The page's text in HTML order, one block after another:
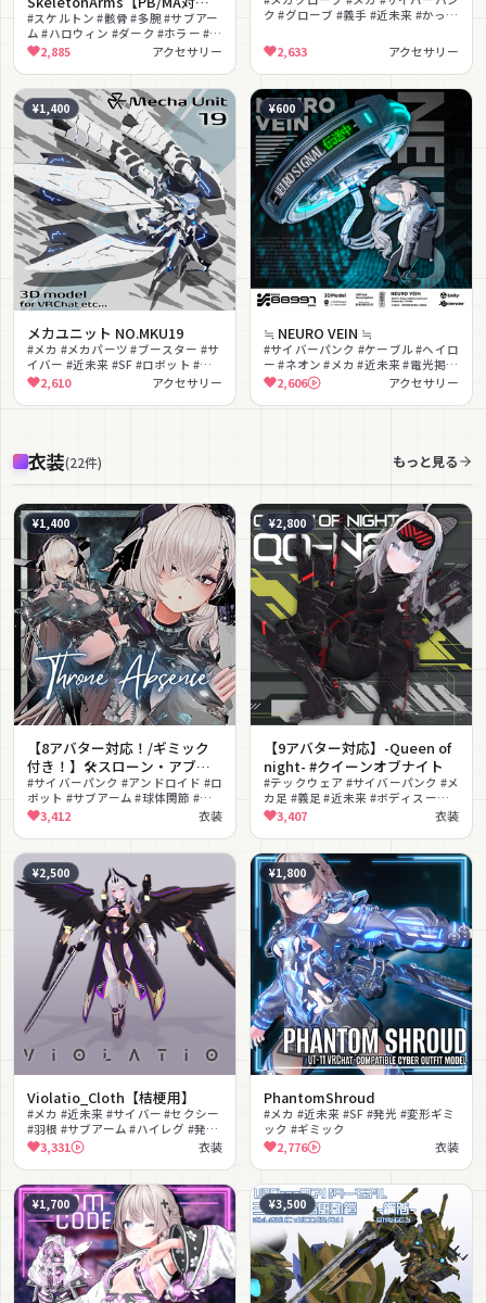
サブアーム】
#スケルトン #骸骨 #多腕 #サブアー
ム #ハロウィン #ダーク #ホラー #人
外 #PhysBone揺れ #セルフポージ
ング
2,885 アクセサリー
ク #グローブ #義手 #近未来 #かっこ
2,633 アクセサリー
¥1,400
メカユニット NO.MKU19
#メカ #メカパーツ #ブースター #サ
イバー #近未来 #SF #ロボット #色
変更可能 #シェイプキー
2,610 アクセサリー
¥600
≒ NEURO VEIN ≒
#サイバーパンク #ケーブル #ヘイロ
ー #ネオン #メカ #近未来 #電光掲示
板 #発光 #MA対応 #アニメーション
2,606 アクセサリー
衣装(22件) もっと見る
¥1,400
【8アバター対応！/ギミック
付き！】🛠️スローン・アブセ
ンス
#サイバーパンク #アンドロイド #ロ
ボット #サブアーム #球体関節 #ギ
ミック付き #拘束具 #ホバー #MA対
応 #メカ
3,412 衣装
¥2,800
【9アバター対応】-Queen of
night- #クイーンオブナイト
#テックウェア #サイバーパンク #メ
カ足 #義足 #近未来 #ボディスーツ #
武器 #MA対応 #ダーク #ゴーグル
3,407 衣装
¥2,500
Violatio_Cloth【桔梗用】
#メカ #近未来 #サイバー #セクシー
#羽根 #サブアーム #ハイレグ #発光
#厨二病 #かっこいい
3,331 衣装
¥1,800
PhantomShroud
#メカ #近未来 #SF #発光 #変形ギミ
ック #ギミック
2,776 衣装
¥1,700 ¥3,500